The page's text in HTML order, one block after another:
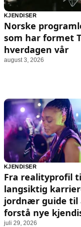
KJENDISER
Norske
som har formet
hverdagen vår
august 3, 2026
KJENDISER
Fra realityprofil
langsiktig
jordnær guide til
forstå nye
juli 29, 2026